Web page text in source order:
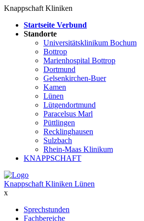
Knappschaft Kliniken
Startseite Verbund
Standorte
Universitätsklinikum Bochum
Bottrop
Marienhospital Bottrop
Dortmund
Gelsenkirchen-Buer
Kamen
Lünen
Lütgendortmund
Paracelsus Marl
Püttlingen
Recklinghausen
Sulzbach
Rhein-Maas Klinikum
KNAPPSCHAFT
Knappschaft Kliniken Lünen
x
Sprechstunden
Fachbereiche